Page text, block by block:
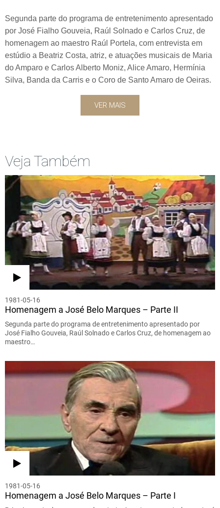
Segunda parte do programa de entretenimento apresentado
por José Fialho Gouveia, Raúl Solnado e Carlos Cruz, de
homenagem ao maestro Raúl Portela, com entrevista em
estúdio a Beatriz Costa, atriz, e atuações musicais de Maria
do Amparo e Carlos Alberto Moniz, Alice Amaro, Hermínia
Silva, Banda da Carris e o Coro de Santo Amaro de Oeiras.
VER MAIS
Veja Também
1981-05-16
Homenagem a José Belo Marques – Parte II
Segunda parte do programa de entretenimento apresentado por
José Fialho Gouveia, Raúl Solnado e Carlos Cruz, de homenagem ao
maestro…
1981-05-16
Homenagem a José Belo Marques – Parte I